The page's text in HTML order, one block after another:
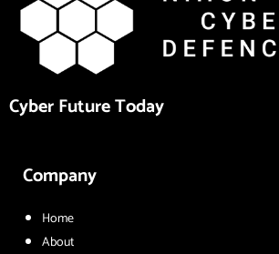
Cyber Future Today
Company
Home
About